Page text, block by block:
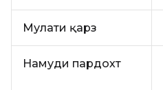
Муҳлати қарз
Намуди пардохт